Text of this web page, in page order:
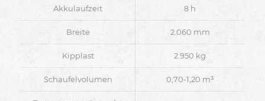
Akkulaufzeit 8 h
Breite 2.060 mm
Kipplast 2.950 kg
Schaufelvolumen 0,70-1,20 m³